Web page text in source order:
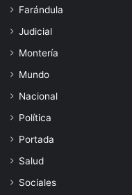
Farándula
Judicial
Montería
Mundo
Nacional
Política
Portada
Salud
Sociales